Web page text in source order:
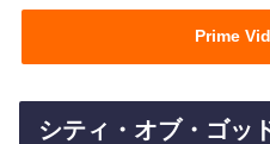
Prime
シティ・オブ・ゴッ